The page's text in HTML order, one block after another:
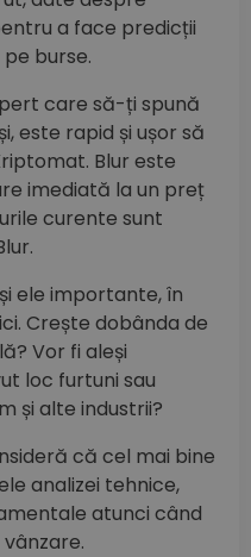
a face predicții
burse.
care să-ți spună
este rapid și ușor să
Blur este
imediată la un preț
curente sunt
ele importante, în
Crește dobânda de
Vor fi aleși
loc furtuni sau
și alte industrii?
că cel mai bine
analizei tehnice,
atunci când